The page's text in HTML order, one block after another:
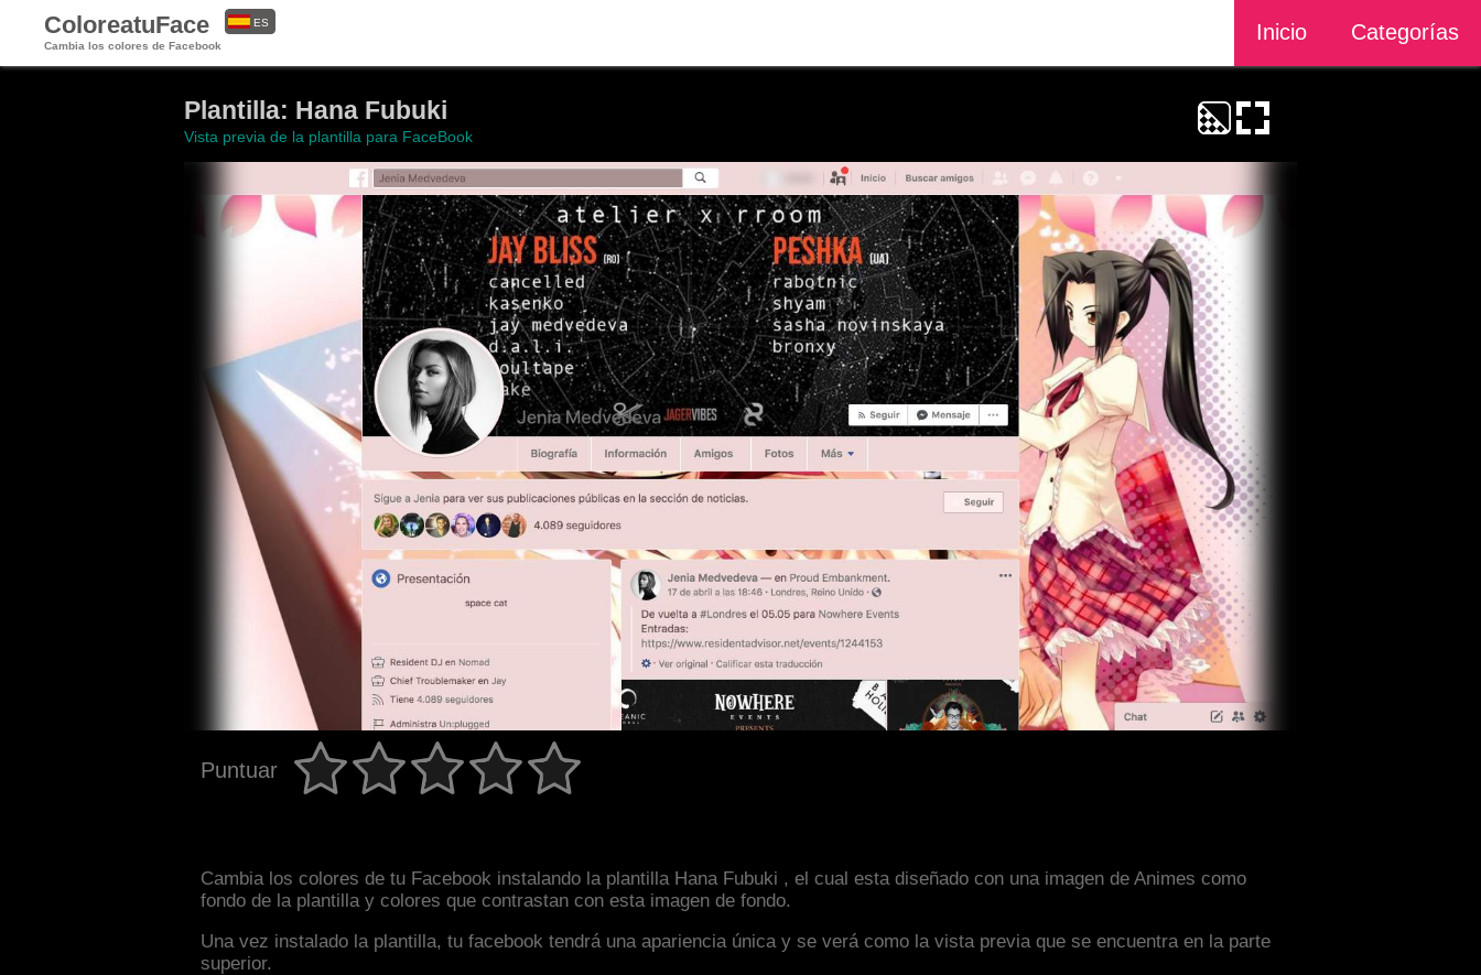
ColoreatuFace
Cambia los colores de Facebook
Inicio Categorías
ES
Plantilla: Hana Fubuki
Vista previa de la plantilla para FaceBook
Puntuar
Cambia los colores de tu Facebook instalando la plantilla Hana Fubuki , el cual esta diseñado con una imagen de Animes como
fondo de la plantilla y colores que contrastan con esta imagen de fondo.
Una vez instalado la plantilla, tu facebook tendrá una apariencia única y se verá como la vista previa que se encuentra en la parte
superior.